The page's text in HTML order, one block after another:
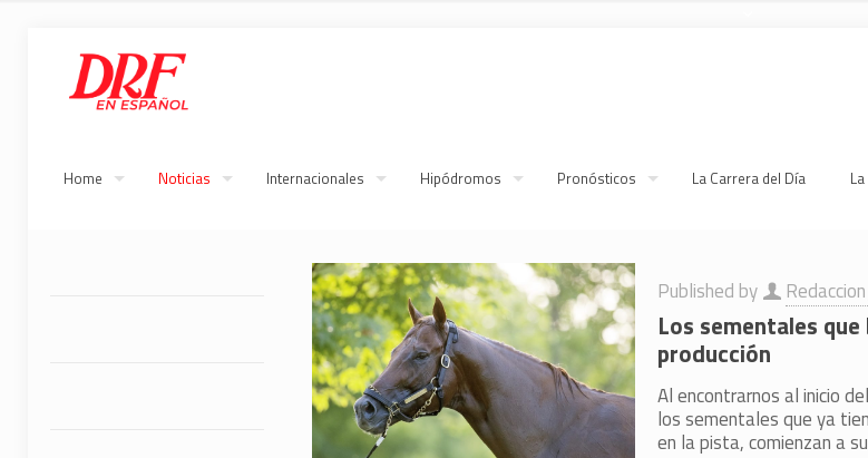
Home Noticias Internacionales Hipódromos Pronósticos La Carrera del Día
Published by
Los sementales
producción
Al encontrarnos al inicio
los sementales que ya
en la pista, comienzan a